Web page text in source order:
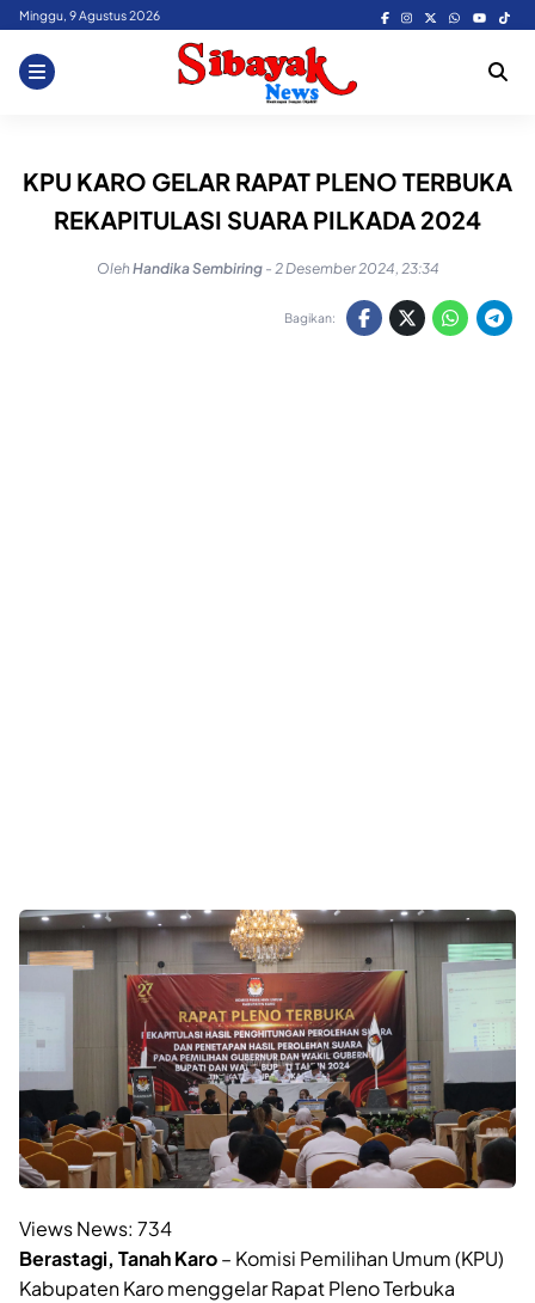
Skip
content
Minggu, 9 Agustus 2026
KPU KARO GELAR RAPAT PLENO TERBUKA
REKAPITULASI SUARA PILKADA 2024
OlehHandika Sembiring - 2 Desember 2024, 23:34
Bagikan:
Views News: 734
Berastagi, Tanah Karo– Komisi Pemilihan Umum (KPU)
Kabupaten Karo menggelar Rapat Pleno Terbuka